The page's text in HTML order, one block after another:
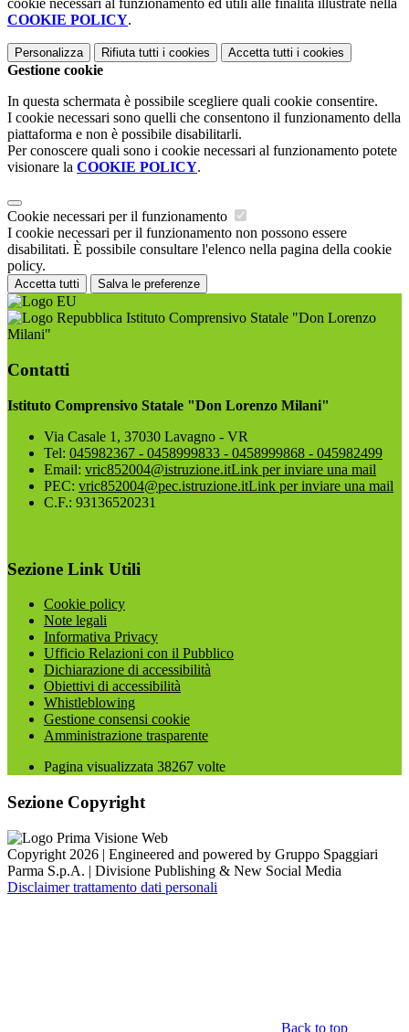
cookie necessari al funzionamento ed utili alle finalità illustrate nella
COOKIE POLICY.
Personalizza Rifiuta tutti i cookies Accetta tutti i cookies
Gestione cookie
In questa schermata è possibile scegliere quali cookie consentire.
I cookie necessari sono quelli che consentono il funzionamento della
piattaforma e non è possibile disabilitarli.
Per conoscere quali sono i cookie necessari al funzionamento potete
visionare la COOKIE POLICY.
Cookie necessari per il funzionamento
I cookie necessari per il funzionamento non possono essere
disabilitati. È possibile consultare l'elenco nella pagina della cookie
policy.
Accetta tutti Salva le preferenze
Istituto Comprensivo Statale "Don Lorenzo
Milani"
Contatti
Istituto Comprensivo Statale "Don Lorenzo Milani"
Via Casale 1, 37030 Lavagno - VR
Tel: 045982367 - 0458999833 - 0458999868 - 045982499
Email: vric852004@istruzione.itLink per inviare una mail
PEC: vric852004@pec.istruzione.itLink per inviare una mail
C.F.: 93136520231
Sezione Link Utili
Cookie policy
Note legali
Informativa Privacy
Ufficio Relazioni con il Pubblico
Dichiarazione di accessibilità
Obiettivi di accessibilità
Whistleblowing
Gestione consensi cookie
Amministrazione trasparente
Pagina visualizzata 38267 volte
Sezione Copyright
Copyright 2026 | Engineered and powered by Gruppo Spaggiari
Parma S.p.A. | Divisione Publishing & New Social Media
Disclaimer trattamento dati personali
Back to top